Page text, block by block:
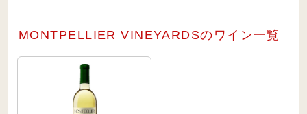
MONTPELLIER VINEYARDSのワイン一覧